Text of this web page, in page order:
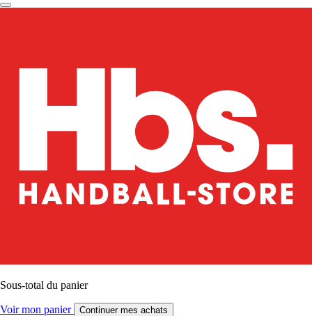
Sous-total du panier
Voir mon panier Continuer mes achats